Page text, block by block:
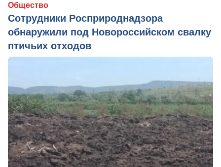
Общество
Сотрудники Росприроднадзора
обнаружили под Новороссийском свалку
птичьих отходов